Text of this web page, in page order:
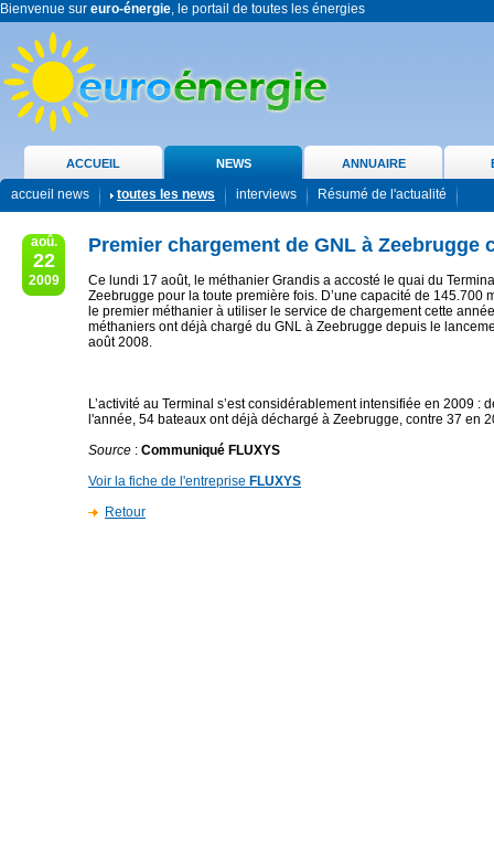
Bienvenue sur euro-énergie, le portail de toutes les énergies
ACCUEIL NEWS ANNUAIRE
accueil news toutes les news interviews Résumé de l'actualité
aoû.
22
2009
Premier chargement de GNL à Zeebrugge
Ce lundi 17 août, le méthanier Grandis a accosté le quai du
Zeebrugge pour la toute première fois. D’une capacité de 145.700
le premier méthanier à utiliser le service de chargement cette
méthaniers ont déjà chargé du GNL à Zeebrugge depuis le
août 2008.
L’activité au Terminal s’est considérablement intensifiée en 2009 :
l'année, 54 bateaux ont déjà déchargé à Zeebrugge, contre 37 en
Source : Communiqué FLUXYS
Voir la fiche de l'entreprise FLUXYS
Retour